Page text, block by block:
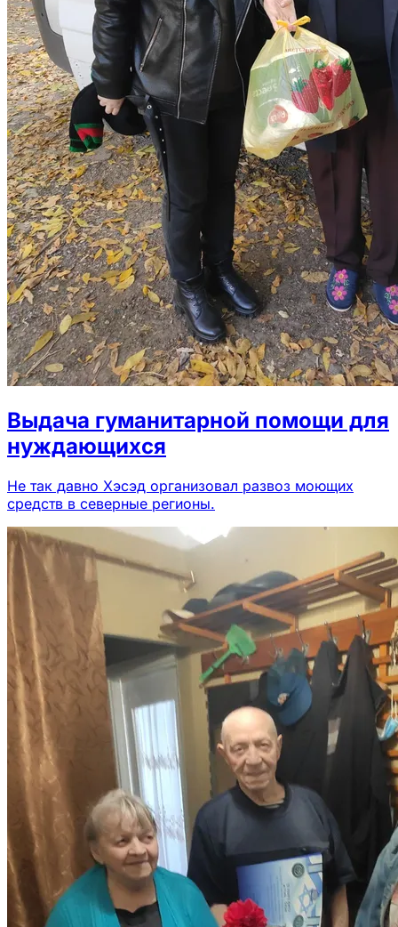
Выдача гуманитарной помощи для
нуждающихся
Не так давно Хэсэд организовал развоз моющих
средств в северные регионы.